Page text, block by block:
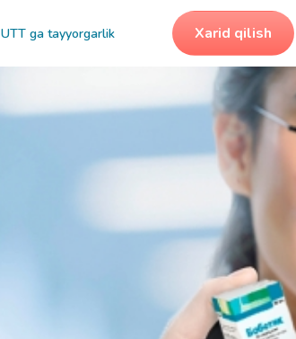
UTT ga tayyorgarlik Xarid qilish